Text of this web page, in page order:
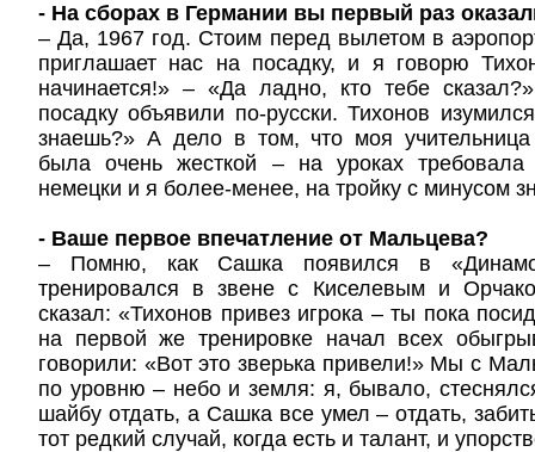
- На сборах в Германии вы первый раз
– Да, 1967 год. Стоим перед вылетом в
приглашает нас на посадку, и я говорю
начинается!» – «Да ладно, кто тебе
посадку объявили по-русски. Тихонов
знаешь?» А дело в том, что моя учительница
была очень жесткой – на уроках требовала
немецки и я более-менее, на тройку с минусом
- Ваше первое впечатление от Мальцева?
– Помню, как Сашка появился в
тренировался в звене с Киселевым и
сказал: «Тихонов привез игрока – ты пока
на первой же тренировке начал всех
говорили: «Вот это зверька привели!» Мы с
по уровню – небо и земля: я, бывало,
шайбу отдать, а Сашка все умел – отдать,
тот редкий случай, когда есть и талант, и